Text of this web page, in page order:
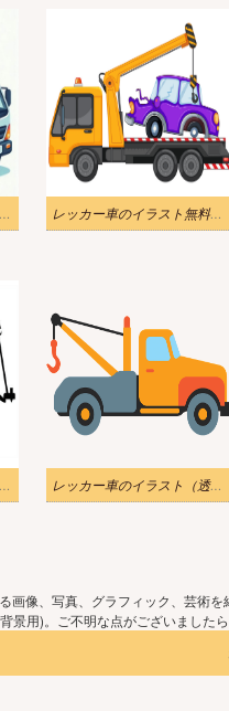
無料のイラスト 運転手付きのレッカー車がハッチバック車を運ぶ レッカー車のイラスト無料画像 2
レッカー車のイラストPNG 画像 2 レッカー車のイラスト（透明）をダウンロード
像、写真、グラフィック、芸術
用)。ご不明な点がございましたら